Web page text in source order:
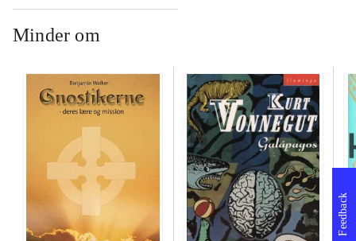
Minder om
Feedback